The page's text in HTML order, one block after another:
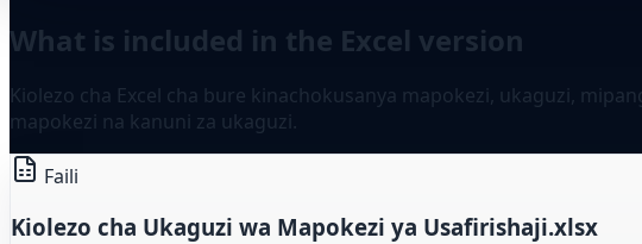
What is included in the Excel version
Kiolezo cha Excel cha bure kinachokusanya mapokezi, ukaguzi,
mapokezi na kanuni za ukaguzi.
Faili
Kiolezo cha Ukaguzi wa Mapokezi ya Usafirishaji.xlsx